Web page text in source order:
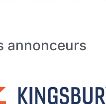
annonceurs